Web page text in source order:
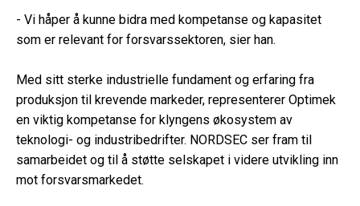
- Vi håper å kunne bidra med kompetanse og kapasitet
som er relevant for forsvarssektoren, sier han.
Med sitt sterke industrielle fundament og erfaring fra
produksjon til krevende markeder, representerer Optimek
en viktig kompetanse for klyngens økosystem av
teknologi- og industribedrifter. NORDSEC ser fram til
samarbeidet og til å støtte selskapet i videre utvikling inn
mot forsvarsmarkedet.